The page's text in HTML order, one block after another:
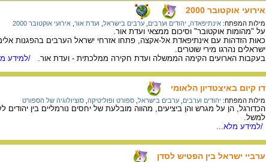
אירועי אוקטובר 2000
מילות המפתח: אינתיפאדה יהודים וערבים ערבים בישראל ועדת אור אירועי אוקטובר 2000
על "מהומות אוקטובר" וסיכום ממצאי ועדת אור.
ישראלים נהרגו מירי שוטרים.
בעקבות הארועים הקימה הממשלה ועדת חקירה ממלכתית - ועדת אור.
/למידע
דו קיום באיצטדיון הלאומי
מילות המפתח: יהודים וערבים ערבים בישראל ספורט ופוליטיקה סוציולוגיה של הספורט
הכדורגל, הן על מגרש והן ביציעים, מהווה מובלעת של יחסים נורמליים בין
למשל.
/למידע מלא...
ערביי ישראל בין הפטיש לסדן